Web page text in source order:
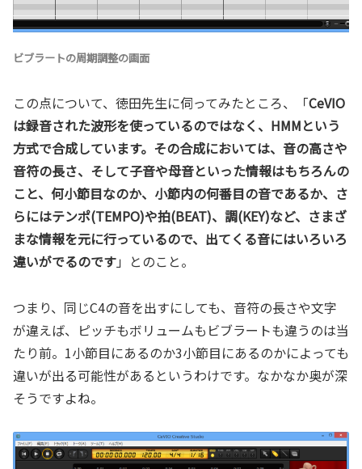
ビブラートの周期調整の画面
この点について、徳田先生に伺ってみたところ、「CeVIO
は録音された波形を使っているのではなく、HMMという
方式で合成しています。その合成においては、音の高さや
音符の長さ、そして子音や母音といった情報はもちろんの
こと、何小節目なのか、小節内の何番目の音であるか、さ
らにはテンポ(TEMPO)や拍(BEAT)、調(KEY)など、さまざ
まな情報を元に行っているので、出てくる音にはいろいろ
違いがでるのです」とのこと。
つまり、同じC4の音を出すにしても、音符の長さや文字
が違えば、ピッチもボリュームもビブラートも違うのは当
たり前。1小節目にあるのか3小節目にあるのかによっても
違いが出る可能性があるというわけです。なかなか奥が深
そうですよね。